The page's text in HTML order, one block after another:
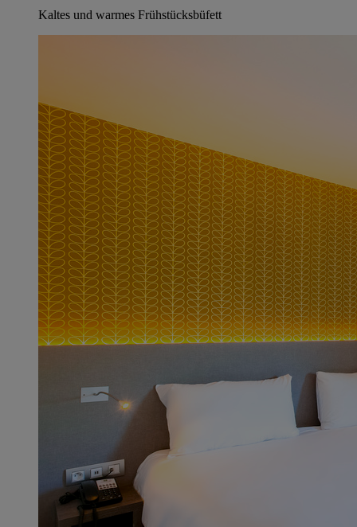
Kaltes und warmes Frühstücksbüfett